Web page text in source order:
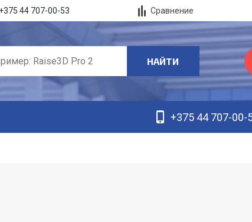
+375 44 707-00-53 Сравнение
НАЙТИ
+375 44 707-00-